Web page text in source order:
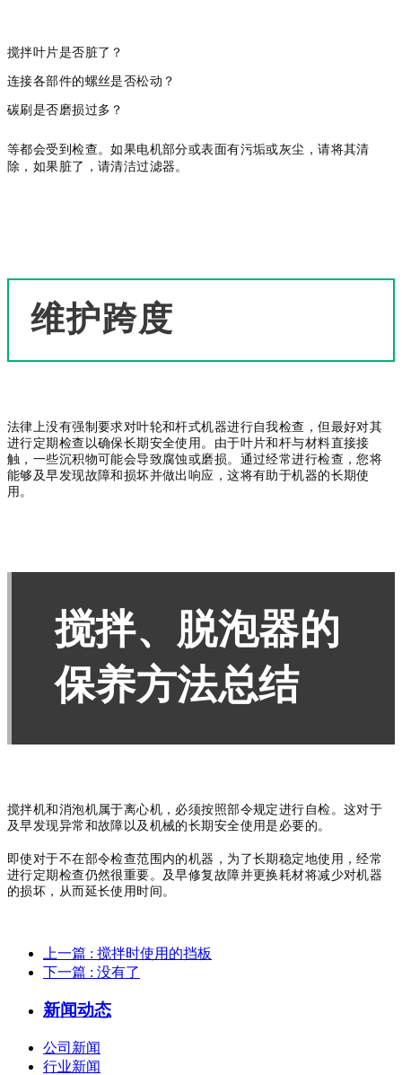
搅拌叶片是否脏了？
连接各部件的螺丝是否松动？
碳刷是否磨损过多？
等都会受到检查。如果电机部分或表面有污垢或灰尘，请将其清
除，如果脏了，请清洁过滤器。
维护跨度
法律上没有强制要求对叶轮和杆式机器进行自我检查，但最好对其
进行定期检查以确保长期安全使用。 由于叶片和杆与材料直接接
触，一些沉积物可能会导致腐蚀或磨损。 通过经常进行检查，您将
能够及早发现故障和损坏并做出响应，这将有助于机器的长期使
用。
搅拌、脱泡器的
保养方法总结
搅拌机和消泡机属于离心机，必须按照部令规定进行自检。 这对于
及早发现异常和故障以及机械的长期安全使用是必要的。
即使对于不在部令检查范围内的机器，为了长期稳定地使用，经常
进行定期检查仍然很重要。 及早修复故障并更换耗材将减少对机器
的损坏，从而延长使用时间。
上一篇 : 搅拌时使用的挡板
下一篇 : 没有了
新闻动态
公司新闻
行业新闻